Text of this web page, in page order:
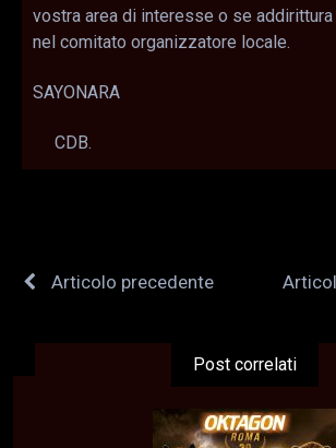
vostra area di interesse o se
nel comitato organizzatore locale.
SAYONARA
CDB.
Articolo precedente
Post correlati